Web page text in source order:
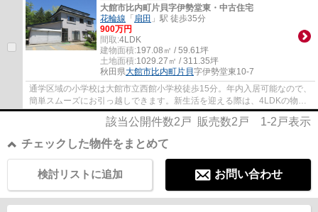
大館市比内町片貝字伊勢堂東・中古住宅
花輪線 「 扇田 」駅 徒歩35分
900万円
間取:4LDK
建物面積:197.08㎡ / 59.61坪
土地面積:1029.27㎡ / 311.35坪
秋田県大館市比内町片貝字伊勢堂東10-7
通学区域の小学校は大館市立西館小学校徒歩15分。年内入居可能なので、
簡単スムーズにお引っ越しできます。新生活を迎える際は、4LDKの物件
はいかがでしょうか。ご家族との穏やかな時...
該当公開件数2 戸 販売数2 戸 1-2 戸表示
チェックした物件をまとめて
お問い合わせ
検討リストに追加